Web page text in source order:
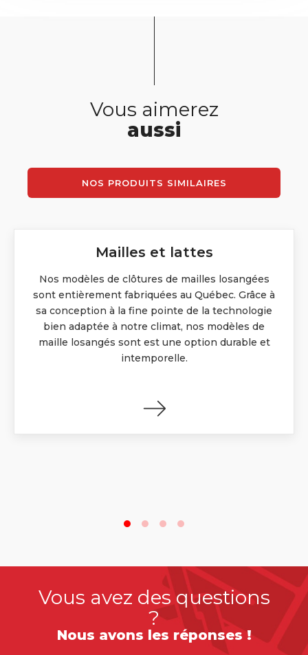
Vous aimerez
aussi
NOS PRODUITS SIMILAIRES
Mailles et lattes
Nos modèles de clôtures de mailles losangées
sont entièrement fabriquées au Québec. Grâce à
sa conception à la fine pointe de la technologie
bien adaptée à notre climat, nos modèles de
maille losangés sont est une option durable et
intemporelle.
Vous avez des questions
?
Nous avons les réponses !